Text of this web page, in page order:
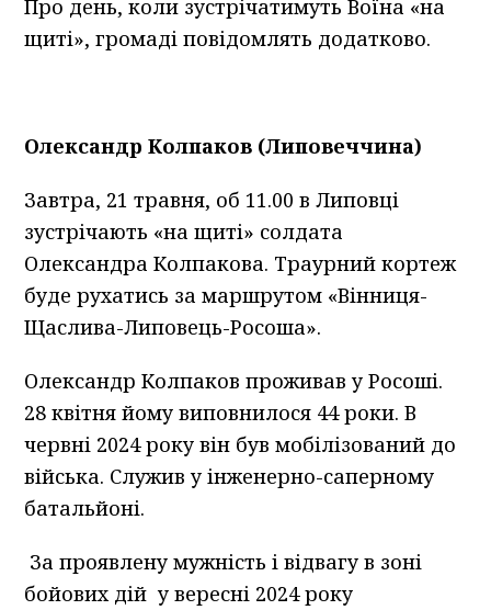
Про день, коли зустрічатимуть Воїна «на
щиті», громаді повідомлять додатково.
Олександр Колпаков (Липовеччина)
Завтра, 21 травня, об 11.00 в Липовці
зустрічають «на щиті» солдата
Олександра Колпакова. Траурний кортеж
буде рухатись за маршрутом «Вінниця-
Щаслива-Липовець-Росоша».
Олександр Колпаков проживав у Росоші.
28 квітня йому виповнилося 44 роки. В
червні 2024 року він був мобілізований до
війська. Служив у інженерно-саперному
батальйоні.
За проявлену мужність і відвагу в зоні
бойових дій у вересні 2024 року